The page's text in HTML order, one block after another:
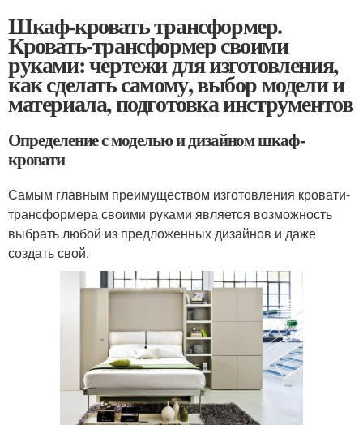
Шкаф-кровать трансформер.
Кровать-трансформер своими
руками: чертежи для изготовления,
как сделать самому, выбор модели и
материала, подготовка инструментов
Определение с моделью и дизайном шкаф-
кровати
Самым главным преимуществом изготовления кровати-
трансформера своими руками является возможность
выбрать любой из предложенных дизайнов и даже
создать свой.